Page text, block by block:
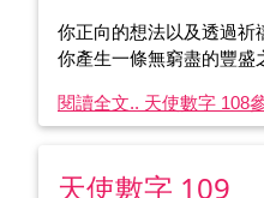
你正向的想法以及透過祈
你產生一條無窮盡的豐盛
閱讀全文.. 天使數字 108
天使數字 109